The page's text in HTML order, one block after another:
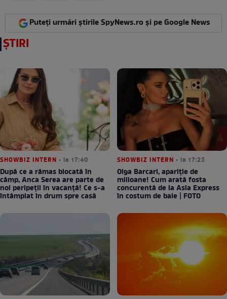
Puteți urmări știrile SpyNews.ro și pe Google News
ȘTIRI
SHOWBIZ INTERN • la 17:40
După ce a rămas blocată în
câmp, Anca Serea are parte de
noi peripeții în vacanță! Ce s-a
întâmplat în drum spre casă
SHOWBIZ INTERN • la 17:25
Olga Barcari, apariție de
milioane! Cum arată fosta
concurentă de la Asia Express
în costum de baie | FOTO